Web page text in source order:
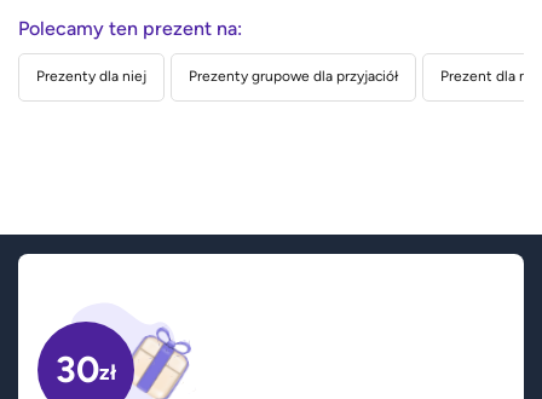
Polecamy ten prezent na:
Prezenty dla niej Prezenty grupowe dla przyjaciół Prezent dla
30zł